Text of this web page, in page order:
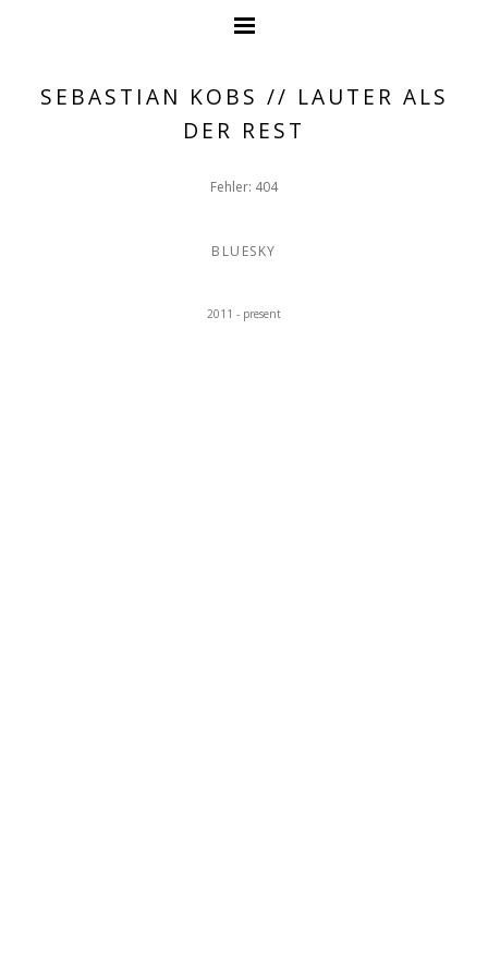
SEBASTIAN KOBS // LAUTER ALS
DER REST
Fehler: 404
BLUESKY
2011 - present